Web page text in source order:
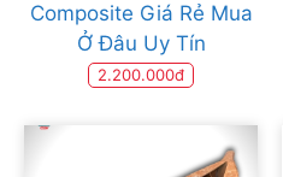
Composite Giá Rẻ Mua
Ở Đâu Uy Tín
2.200.000đ